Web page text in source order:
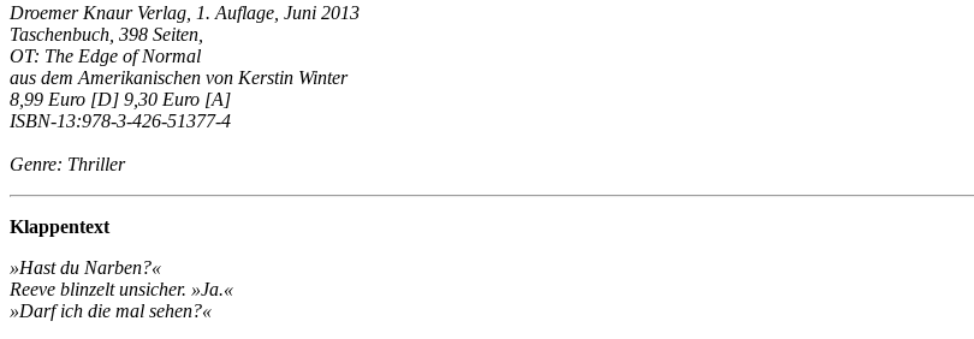
Droemer Knaur Verlag, 1. Auflage, Juni 2013
Taschenbuch, 398 Seiten,
OT: The Edge of Normal
aus dem Amerikanischen von Kerstin Winter
8,99 Euro [D] 9,30 Euro [A]
ISBN-13:978-3-426-51377-4
Genre: Thriller
Klappentext
»Hast du Narben?«
Reeve blinzelt unsicher. »Ja.«
»Darf ich die mal sehen?«